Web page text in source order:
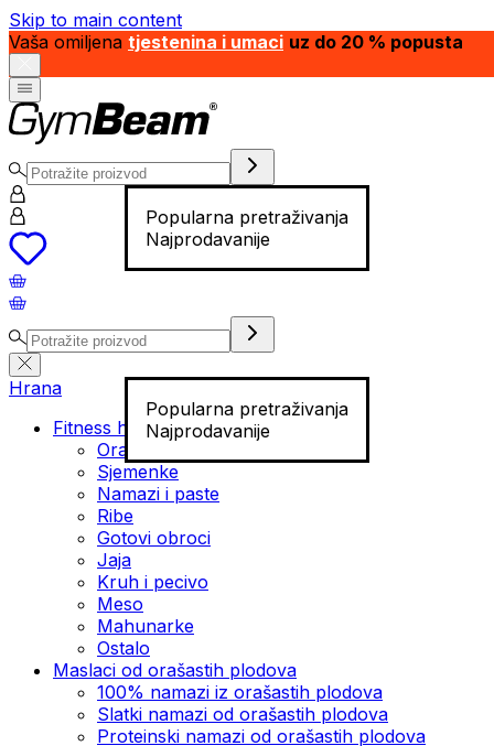
Skip to main content
Vaša omiljena tjestenina i umaci uz do 20 % popusta
Popularna pretraživanja
Najprodavanije
Popularna pretraživanja
Najprodavanije
Hrana
Fitness hrana
Orašasti plodovi
Sjemenke
Namazi i paste
Ribe
Gotovi obroci
Jaja
Kruh i pecivo
Meso
Mahunarke
Ostalo
Maslaci od orašastih plodova
100% namazi iz orašastih plodova
Slatki namazi od orašastih plodova
Proteinski namazi od orašastih plodova